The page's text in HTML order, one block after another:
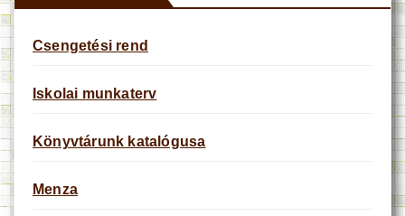
Csengetési rend
Iskolai munkaterv
Könyvtárunk katalógusa
Menza